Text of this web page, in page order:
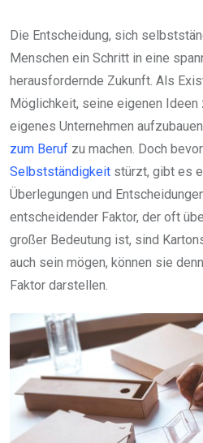
Die Entscheidung, sich
Menschen ein Schritt in eine
herausfordernde Zukunft. Als
Möglichkeit, seine eigenen Ideen
eigenes Unternehmen
zum Beruf zu machen. Doch
Selbstständigkeit stürzt, gibt es
Überlegungen und
entscheidender Faktor, der oft
großer Bedeutung ist, sind
auch sein mögen, können sie
Faktor darstellen.